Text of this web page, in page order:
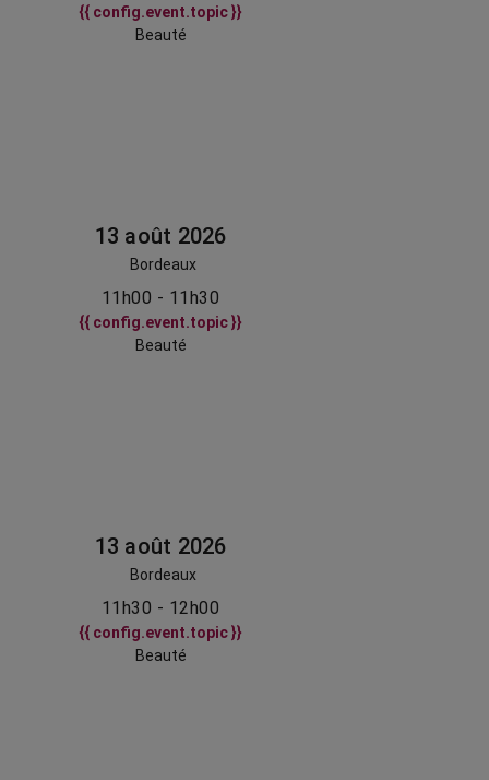
{{ config.event.topic }}
Beauté
13 août 2026
Bordeaux
11h00 - 11h30
{{ config.event.topic }}
Beauté
13 août 2026
Bordeaux
11h30 - 12h00
{{ config.event.topic }}
Beauté